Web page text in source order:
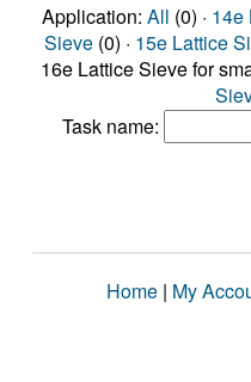
Application: All (0) · 14e
Sieve (0) · 15e Lattice
16e Lattice Sieve for
Task name:
Home | My